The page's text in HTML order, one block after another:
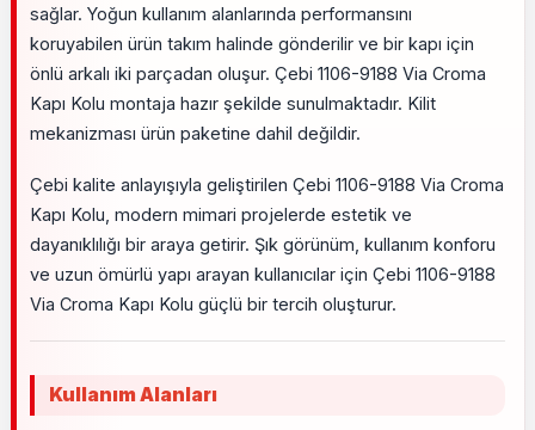
sağlar. Yoğun kullanım alanlarında performansını
koruyabilen ürün takım halinde gönderilir ve bir kapı için
önlü arkalı iki parçadan oluşur. Çebi 1106-9188 Via Croma
Kapı Kolu montaja hazır şekilde sunulmaktadır. Kilit
mekanizması ürün paketine dahil değildir.
Çebi kalite anlayışıyla geliştirilen Çebi 1106-9188 Via Croma
Kapı Kolu, modern mimari projelerde estetik ve
dayanıklılığı bir araya getirir. Şık görünüm, kullanım konforu
ve uzun ömürlü yapı arayan kullanıcılar için Çebi 1106-9188
Via Croma Kapı Kolu güçlü bir tercih oluşturur.
Kullanım Alanları